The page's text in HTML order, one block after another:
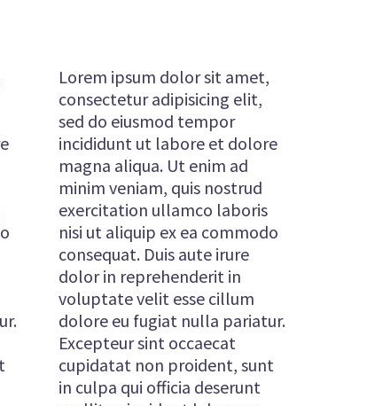
Lorem ipsum dolor sit amet,
consectetur adipisicing elit,
sed do eiusmod tempor
incididunt ut labore et dolore
magna aliqua. Ut enim ad
minim veniam, quis nostrud
exercitation ullamco laboris
nisi ut aliquip ex ea commodo
consequat. Duis aute irure
dolor in reprehenderit in
voluptate velit esse cillum
dolore eu fugiat nulla pariatur.
Excepteur sint occaecat
cupidatat non proident, sunt
in culpa qui officia deserunt